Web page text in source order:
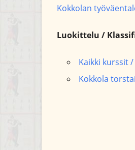
Kokkolan
Luokittelu /
Kaikki kurssit
Kokkola torstai